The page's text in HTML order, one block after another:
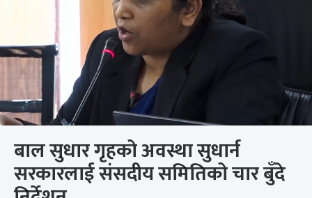
बाल सुधार गृहको अवस्था सुधार्न
सरकारलाई संसदीय समितिको चार बुँदे